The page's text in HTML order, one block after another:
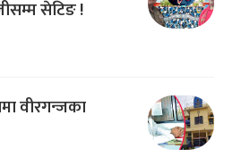
सेटिङ !
वीरगन्जका